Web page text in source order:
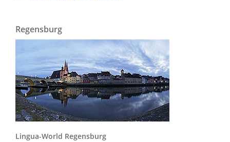
Lingua-World Regensburg
Regensburg